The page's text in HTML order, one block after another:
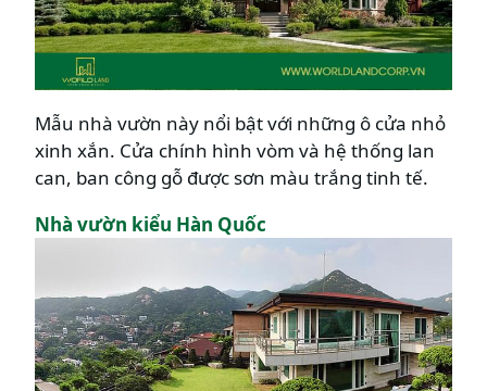
Mẫu nhà vườn này nổi bật với những ô cửa nhỏ
xinh xắn. Cửa chính hình vòm và hệ thống lan
can, ban công gỗ được sơn màu trắng tinh tế.
Nhà vườn kiểu Hàn Quốc